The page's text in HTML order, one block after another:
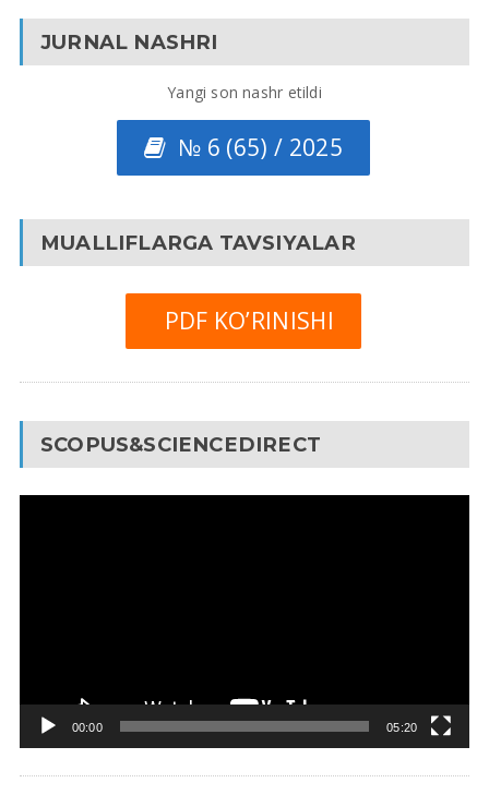
JURNAL NASHRI
Yangi son nashr etildi
№ 6 (65) / 2025
MUALLIFLARGA TAVSIYALAR
PDF KO’RINISHI
SCOPUS&SCIENCEDIRECT
00:00 05:20